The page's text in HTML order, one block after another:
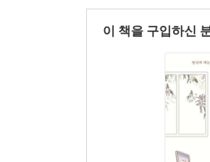
이 책을 구입하신